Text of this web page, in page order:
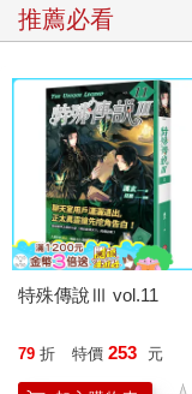
推薦必看
特殊傳說Ⅲ vol.11
79 折 特價 253 元